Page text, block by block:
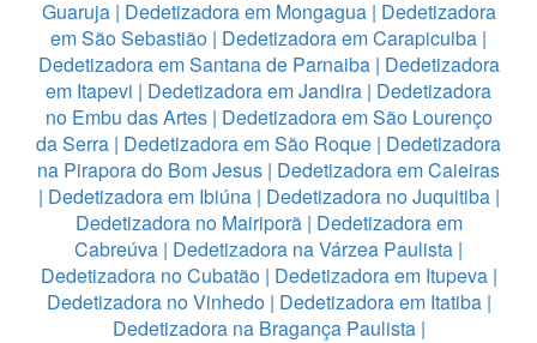
Guaruja| Dedetizadora em Mongagua| Dedetizadora
em São Sebastião | Dedetizadora em Carapicuiba |
Dedetizadora em Santana de Parnaiba| Dedetizadora
em Itapevi | Dedetizadora em Jandira | Dedetizadora
no Embu das Artes| Dedetizadora em São Lourenço
da Serra | Dedetizadora em São Roque | Dedetizadora
na Pirapora do Bom Jesus | Dedetizadora em Caieiras
| Dedetizadora em Ibiúna| Dedetizadora no Juquitiba|
Dedetizadora no Mairiporã| Dedetizadora em
Cabreúva | Dedetizadora na Várzea Paulista |
Dedetizadora no Cubatão| Dedetizadora em Itupeva|
Dedetizadora no Vinhedo| Dedetizadora em Itatiba|
Dedetizadora na Bragança Paulista|